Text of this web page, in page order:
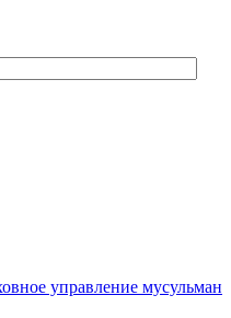
управление мусульман